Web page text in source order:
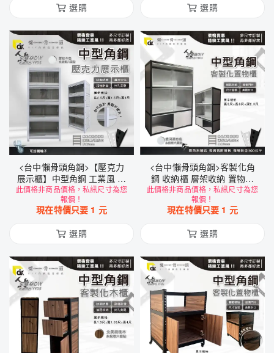
選購
選購
<台中懶骨頭角鋼>【壓克力
展示櫃】中型角鋼 工業風 角
鋼 展示櫃 收納架 置物櫃 (黑
色/白色) DIY
此價格非商品價格，私訊尺寸為您
報價！
現在特價只要 1 元
選購
<台中懶骨頭角鋼>客製化角
鋼 收納櫃 層架收納 置物架
雙滑門 層架 工業風層架 收納
架 (黑色/白色)DIY家具
此價格非商品價格，私訊尺寸為您
報價！
現在特價只要 1 元
選購